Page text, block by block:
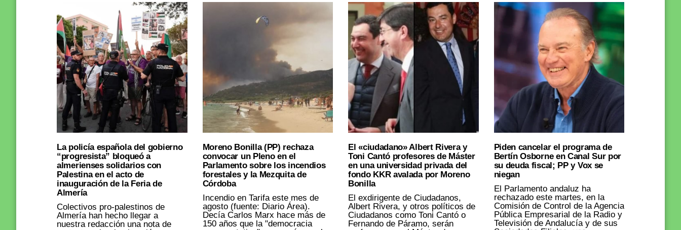
La policía española del gobierno
“progresista” bloqueó a
almerienses solidarios con
Palestina en el acto de
inauguración de la Feria de
Almería
Colectivos pro-palestinos de
Almería han hecho llegar a
nuestra redacción una nota de
Moreno Bonilla (PP) rechaza
convocar un Pleno en el
Parlamento sobre los incendios
forestales y la Mezquita de
Córdoba
Incendio en Tarifa este mes de
agosto (fuente: Diario Área).
Decía Carlos Marx hace más de
150 años que la "democracia
El «ciudadano» Albert Rivera y
Toni Cantó profesores de Máster
en una universidad privada del
fondo KKR avalada por Moreno
Bonilla
El exdirigente de Ciudadanos,
Albert Rivera, y otros políticos de
Ciudadanos como Toni Cantó o
Fernando de Páramo, serán
Piden cancelar el programa de
Bertín Osborne en Canal Sur por
su deuda fiscal; PP y Vox se
niegan
El Parlamento andaluz ha
rechazado este martes, en la
Comisión de Control de la Agencia
Pública Empresarial de la Radio y
Televisión de Andalucía y de sus